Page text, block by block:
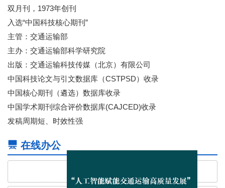
双月刊，1973年创刊
入选“中国科技核心期刊”
主管：交通运输部
主办：交通运输部科学研究院
出版：交通运输科技传媒（北京）有限公司
中国科技论文与引文数据库（CSTPSD）收录
中国核心期刊（遴选）数据库收录
中国学术期刊综合评价数据库(CAJCED)收录
发稿周期短、时效性强
在线办公